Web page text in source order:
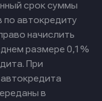
срок суммы
автокредиту
начислить
размере 0,1%
При
в